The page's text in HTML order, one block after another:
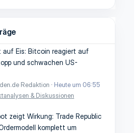
auf Eis: Bitcoin reagiert auf
und schwachen US-
Redaktion
Heute um 06:55
& Diskussionen
zeigt Wirkung: Trade Republic
komplett um